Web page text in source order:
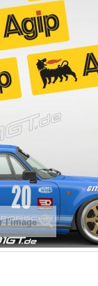
l'image